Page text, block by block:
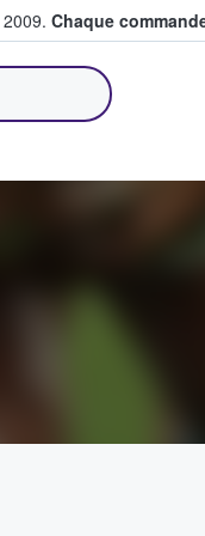
Chaque
billets